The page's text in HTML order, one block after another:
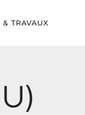
TRAVAUX